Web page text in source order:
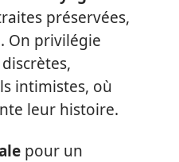
préservées,
On privilégie
intimistes, où
leur histoire.
pour un